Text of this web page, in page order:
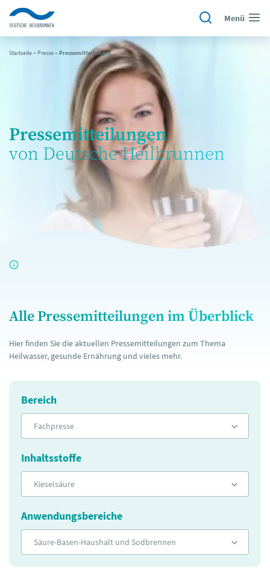
Menü
Startseite~ Presse~Pressemitteilungen
Pressemitteilungen
von Deutsche Heilbrunnen
Alle Pressemitteilungen im Überblick
Hier finden Sie die aktuellen Pressemitteilungen zum Thema
Heilwasser, gesunde Ernährung und vieles mehr.
Bereich
Fachpresse
Inhaltsstoffe
Kieselsäure
Anwendungsbereiche
Säure-Basen-Haushalt und Sodbrennen